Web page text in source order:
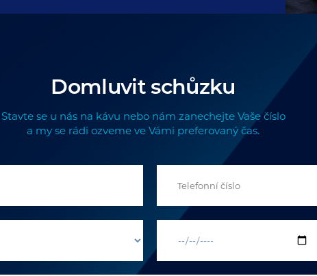
Domluvit schůzku
Stavte se u nás na kávu nebo nám zanechejte Vaše číslo
a my se rádi ozveme ve Vámi preferovaný čas.